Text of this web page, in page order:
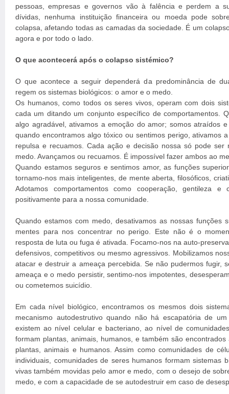
pessoas, empresas e governos vão à falência e perdem a
dívidas, nenhuma instituição financeira ou moeda pode
colapsa, afetando todas as camadas da sociedade. É um
agora e por todo o lado.
O que acontecerá após o colapso sistémico?
O que acontece a seguir dependerá da predominância de
regem os sistemas biológicos: o amor e o medo.
Os humanos, como todos os seres vivos, operam com dois
cada um ditando um conjunto específico de comportamentos.
algo agradável, ativamos a emoção do amor; somos atraídos
quando encontramos algo tóxico ou sentimos perigo, ativamos
repulsa e recuamos. Cada ação e decisão nossa só pode ser
medo. Avançamos ou recuamos. É impossível fazer ambos ao
Quando estamos seguros e sentimos amor, as funções
tornamo-nos mais inteligentes, de mente aberta, filosóficos,
Adotamos comportamentos como cooperação, gentileza e
positivamente para a nossa comunidade.
Quando estamos com medo, desativamos as nossas funções
mentes para nos concentrar no perigo. Este não é o
resposta de luta ou fuga é ativada. Focamo-nos na auto-
defensivos, competitivos ou mesmo agressivos. Mobilizamos
atacar e destruir a ameaça percebida. Se não pudermos fugir,
ameaça e o medo persistir, sentimo-nos impotentes,
ou cometemos suicídio.
Em cada nível biológico, encontramos os mesmos dois
mecanismo autodestrutivo quando não há escapatória de
existem ao nível celular e bacteriano, ao nível de
formam plantas, animais, humanos, e também são
plantas, animais e humanos. Assim como comunidades de
individuais, comunidades de seres humanos formam sistemas
vivas também movidas pelo amor e medo, com o desejo de
medo, e com a capacidade de se autodestruir em caso de